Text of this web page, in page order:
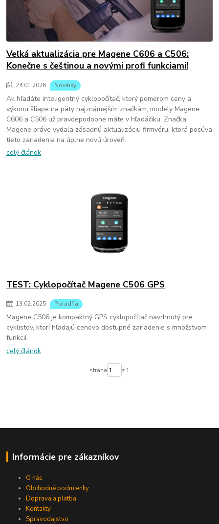
Veľká aktualizácia pre Magene C606 a C506:
Konečne s češtinou a novými profi funkciami!
24.01.2026 Novinky
Ak hľadáte inteligentný cyklopočítač, ktorý pomerom ceny a
výkonu šliape na päty najznámejším značkám, modely Magene
C606 a C506 už pravdepodobne máte v hľadáčiku. Značka
Magene práve vydala zásadnú aktualizáciu firmvéru, ktorá posúva
tieto zariadenia na úplne novú úroveň.
celý článok
TEST: Cyklopočítač Magene C506 GPS
13.02.2025 Poradňa
Magene C506 je kompaktný GPS cyklopočítač navrhnutý pre
cyklistov, ktorí hľadajú cenovo dostupné zariadenie s množstvom
funkcií.
celý článok
strana z 1
Informácie pre zákazníkov
O nás
Obchodné podmienky
Doprava a platba
Kontakty
Spravodajstvo